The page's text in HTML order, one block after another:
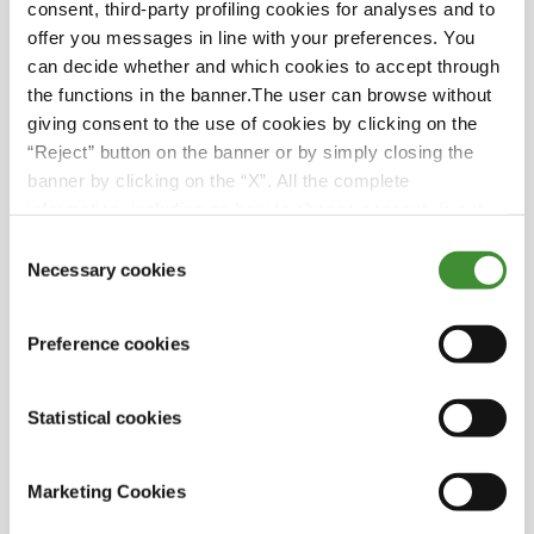
consent, third-party profiling cookies for analyses and to
offer you messages in line with your preferences. You
can decide whether and which cookies to accept through
the functions in the banner.The user can browse without
giving consent to the use of cookies by clicking on the
“Reject” button on the banner or by simply closing the
banner by clicking on the “X”. All the complete
Selection
Necessary cookies
Preference cookies
Statistical cookies
Marketing Cookies
arbeiten,
der
Entwicklung
helfen
kann.
vollständige
Solution
zu
um